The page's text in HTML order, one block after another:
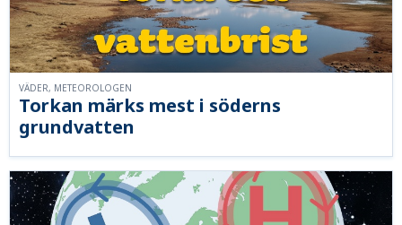
Torkan märks mest i söderns
grundvatten
VÄDER, METEOROLOGEN